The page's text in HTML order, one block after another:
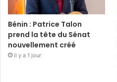
Bénin : Patrice Talon
prend la tête du Sénat
nouvellement créé
il y a 1 jour